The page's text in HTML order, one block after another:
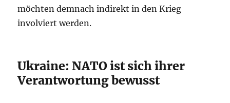
möchten demnach indirekt in den Krieg
involviert werden.
Ukraine: NATO ist sich ihrer
Verantwortung bewusst